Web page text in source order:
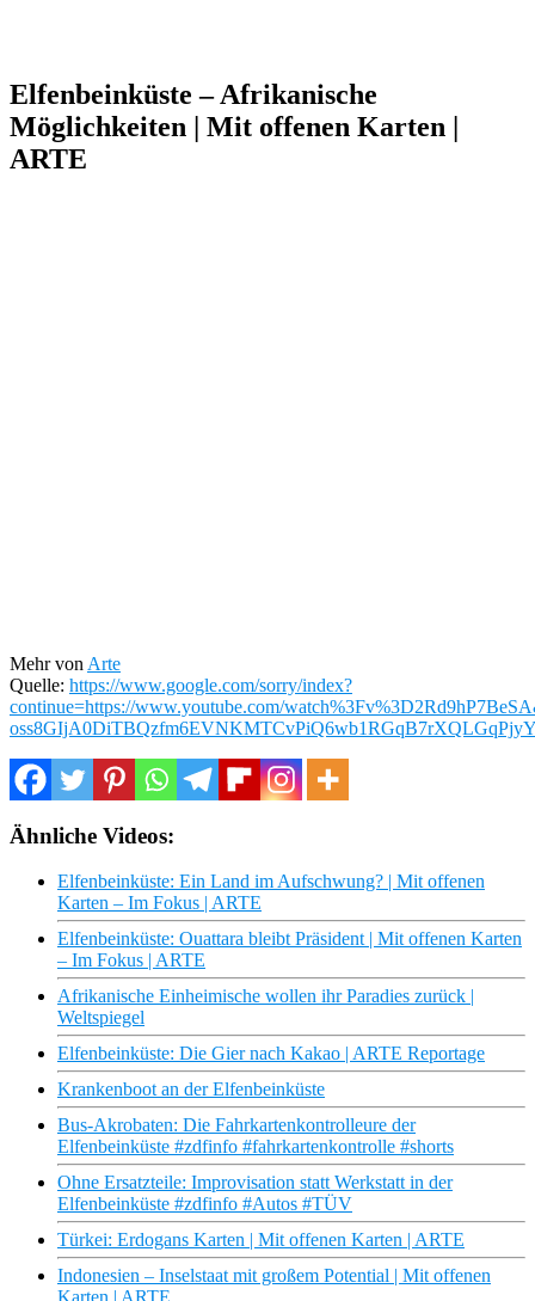
Elfenbeinküste – Afrikanische
Möglichkeiten | Mit offenen Karten |
ARTE
Mehr von Arte
Quelle: https://www.google.com/sorry/index?
continue=https://www.youtube.com/
Ähnliche Videos:
Elfenbeinküste: Ein Land im Aufschwung? | Mit offenen
Karten – Im Fokus | ARTE
Elfenbeinküste: Ouattara bleibt Präsident | Mit offenen Karten
– Im Fokus | ARTE
Afrikanische Einheimische wollen ihr Paradies zurück |
Weltspiegel
Elfenbeinküste: Die Gier nach Kakao | ARTE Reportage
Krankenboot an der Elfenbeinküste
Bus-Akrobaten: Die Fahrkartenkontrolleure der
Elfenbeinküste #zdfinfo #fahrkartenkontrolle #shorts
Ohne Ersatzteile: Improvisation statt Werkstatt in der
Elfenbeinküste #zdfinfo #Autos #TÜV
Türkei: Erdogans Karten | Mit offenen Karten | ARTE
Indonesien – Inselstaat mit großem Potential | Mit offenen